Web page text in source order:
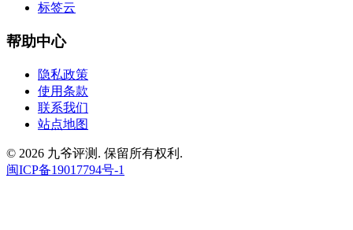
标签云
帮助中心
隐私政策
使用条款
联系我们
站点地图
© 2026 九爷评测. 保留所有权利.
闽ICP备19017794号-1